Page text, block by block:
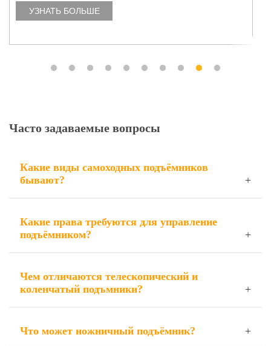
УЗНАТЬ БОЛЬШЕ
Часто задаваемые вопросы
Какие виды самоходных подъёмников
бывают?
Какие права требуются для управление
подъёмником?
Чем отличаются телескопический и
коленчатый подъмники?
Что может ножничный подъёмник?